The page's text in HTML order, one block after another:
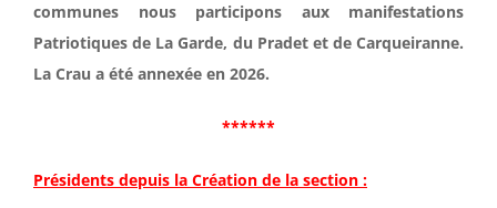
communes nous participons aux manifestations
Patriotiques de La Garde, du Pradet et de Carqueiranne.
La Crau a été annexée en 2026.
******
Présidents depuis la Création de la section :